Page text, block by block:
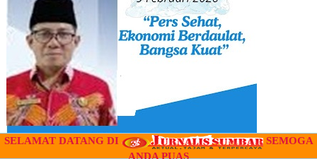
SELAMAT DATANG DI
SEMOGA
ANDA PUAS